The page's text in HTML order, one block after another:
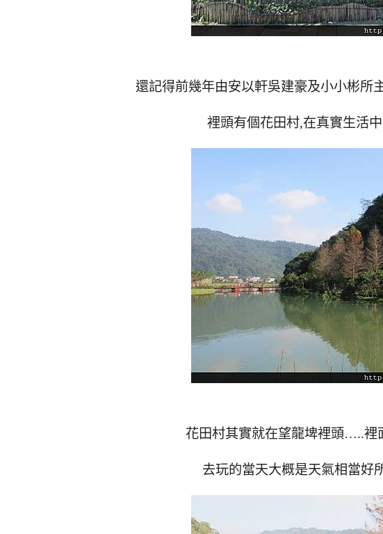
還記得前幾年由安以軒吳建豪及小小彬所
裡頭有個花田村,在真實生活
花田村其實就在望龍埤裡頭…..裡
去玩的當天大概是天氣相當好